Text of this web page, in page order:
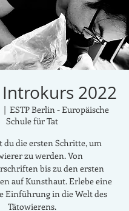
2022
  |
ESTP Berlin - Europäische
Schule für Tat
du die ersten Schritte, um
zu werden. Von
bis zu den ersten
auf Kunsthaut. Erlebe eine
Einführung in die Welt des
Tätowierens.